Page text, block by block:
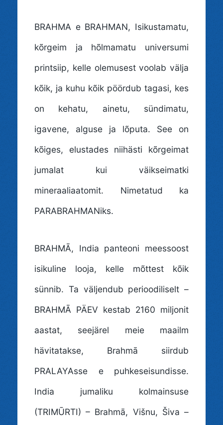
BRAHMA e BRAHMAN, Isikustamatu,
kõrgeim ja hõlmamatu universumi
printsiip, kelle olemusest voolab välja
kõik, ja kuhu kõik pöördub tagasi, kes
on kehatu, ainetu, sündimatu,
igavene, alguse ja lõputa. See on
kõiges, elustades niihästi kõrgeimat
jumalat kui väikseimatki
mineraaliaatomit. Nimetatud ka
PARABRAHMANiks.
BRAHMĀ, India panteoni meessoost
isikuline looja, kelle mõttest kõik
sünnib. Ta väljendub perioodiliselt –
BRAHMĀ PÄEV kestab 2160 miljonit
aastat, seejärel meie maailm
hävitatakse, Brahmā siirdub
PRALAYAsse e puhkeseisundisse.
India jumaliku kolmainsuse
(TRIMŪRTI) – Brahmā, Višnu, Šiva –